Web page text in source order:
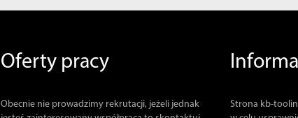
Oferty pracy
Obecnie nie prowadzimy rekrutacji, jeżeli jednak
Strona kb-